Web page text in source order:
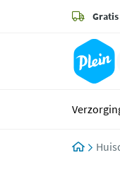
zoeken
hoofdinhoud
Gratis